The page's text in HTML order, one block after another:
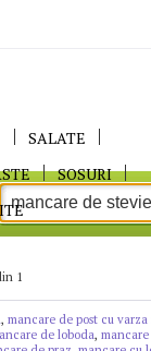
SALATE
SOSURI
1
, mancare de post cu varza
de loboda,